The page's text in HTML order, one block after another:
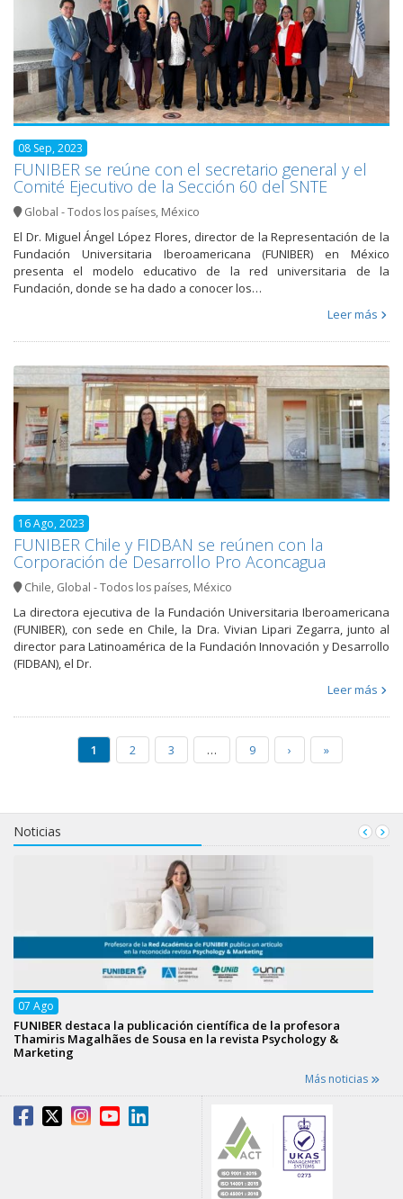
08 Sep, 2023
FUNIBER se reúne con el secretario general y el
Comité Ejecutivo de la Sección 60 del SNTE
Global - Todos los países, México
El Dr. Miguel Ángel López Flores, director de la Representación de la
Fundación Universitaria Iberoamericana (FUNIBER) en México
presenta el modelo educativo de la red universitaria de la
Fundación, donde se ha dado a conocer los…
Leer más
16 Ago, 2023
FUNIBER Chile y FIDBAN se reúnen con la
Corporación de Desarrollo Pro Aconcagua
Chile, Global - Todos los países, México
La directora ejecutiva de la Fundación Universitaria Iberoamericana
(FUNIBER), con sede en Chile, la Dra. Vivian Lipari Zegarra, junto al
director para Latinoamérica de la Fundación Innovación y Desarrollo
(FIDBAN), el Dr.
Leer más
1 2 3 … 9 › »
Noticias
07 Ago
FUNIBER destaca la publicación científica de la profesora
Thamiris Magalhães de Sousa en la revista Psychology &
Marketing
Más noticias